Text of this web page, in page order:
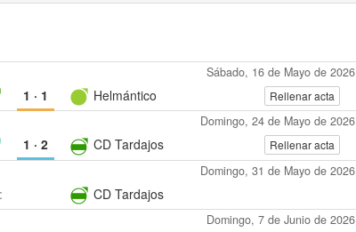
Sábado, 16 de Mayo de 2026
1 · 1 Helmántico Rellenar acta
Domingo, 24 de Mayo de 2026
1 · 2 CD Tardajos Rellenar acta
Domingo, 31 de Mayo de 2026
CD Tardajos
Domingo, 7 de Junio de 2026